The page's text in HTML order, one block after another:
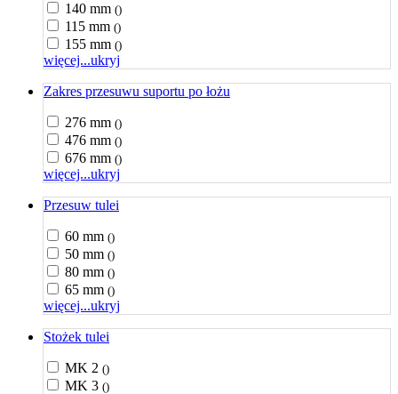
140 mm ()
115 mm ()
155 mm ()
więcej...ukryj
Zakres przesuwu suportu po łożu
276 mm ()
476 mm ()
676 mm ()
więcej...ukryj
Przesuw tulei
60 mm ()
50 mm ()
80 mm ()
65 mm ()
więcej...ukryj
Stożek tulei
MK 2 ()
MK 3 ()